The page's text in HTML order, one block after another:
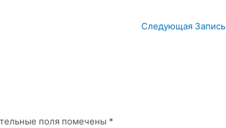
Следующая Запись
поля помечены *